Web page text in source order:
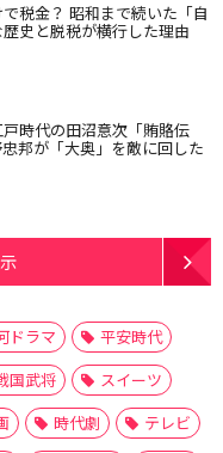
税金？ 昭和まで続いた「自
史と脱税が横行した理由
時代の田沼意次「賄賂伝
邦が「大奥」を敵に回した
ドラマ
平安時代
国武将
スイーツ
時代劇
テレビ